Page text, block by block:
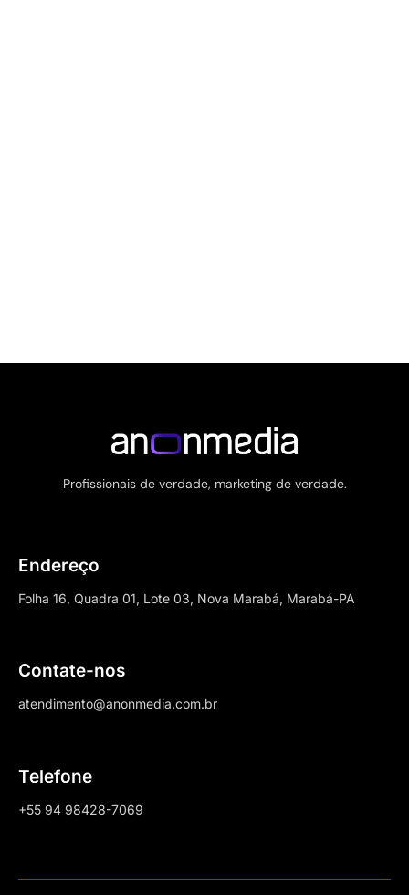
Profissionais de verdade, marketing de verdade.
Endereço
Folha 16, Quadra 01, Lote 03, Nova Marabá, Marabá-PA
Contate-nos
atendimento@anonmedia.com.br
Telefone
+55 94 98428-7069